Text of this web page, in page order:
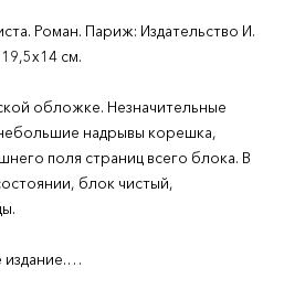
Роман. Париж: Издательство И.
см.
обложке. Незначительные
надрывы корешка,
поля страниц всего блока. В
блок чистый,